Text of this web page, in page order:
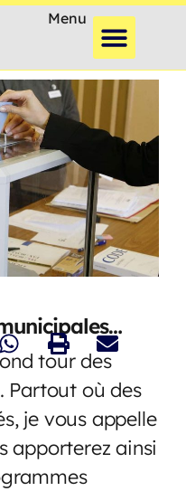
Menu
tour des
Partout où des
je vous appelle
apporterez ainsi